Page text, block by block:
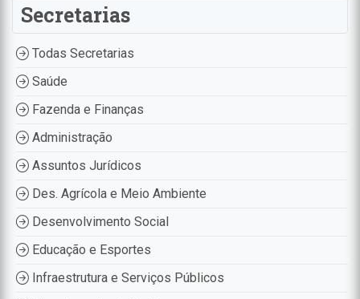
Secretarias
Todas Secretarias
Saúde
Fazenda e Finanças
Administração
Assuntos Jurídicos
Des. Agrícola e Meio Ambiente
Desenvolvimento Social
Educação e Esportes
Infraestrutura e Serviços Públicos